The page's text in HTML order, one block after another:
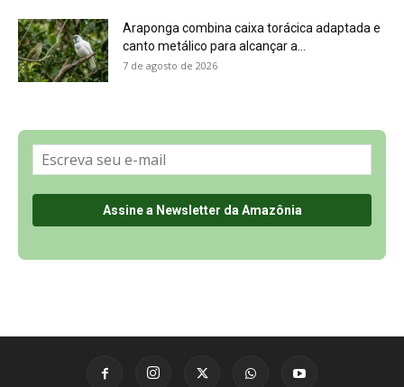
Política de Privacidade, LGPD e RGPD
Últimas Notícias
🌎 Español
©